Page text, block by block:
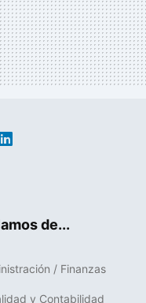
de...
/ Finanzas
y Contabilidad